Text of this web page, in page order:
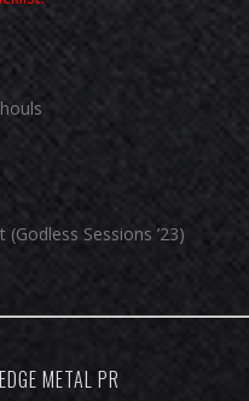
Sessions ’23)
METAL PR